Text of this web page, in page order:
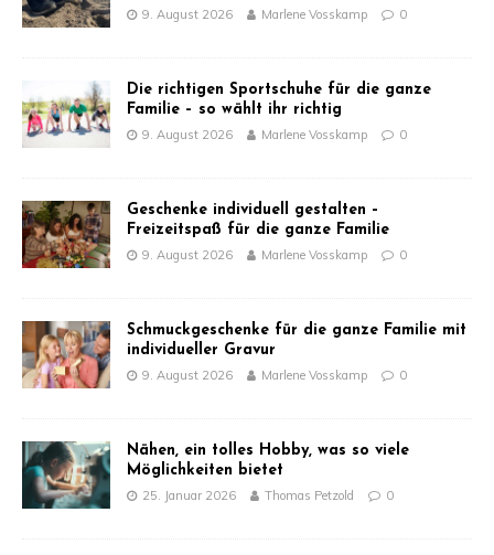
9. August 2026 Marlene Vosskamp 0
Die richtigen Sportschuhe für die ganze
Familie – so wählt ihr richtig
9. August 2026 Marlene Vosskamp 0
Geschenke individuell gestalten –
Freizeitspaß für die ganze Familie
9. August 2026 Marlene Vosskamp 0
Schmuckgeschenke für die ganze Familie mit
individueller Gravur
9. August 2026 Marlene Vosskamp 0
Nähen, ein tolles Hobby, was so viele
Möglichkeiten bietet
25. Januar 2026 Thomas Petzold 0